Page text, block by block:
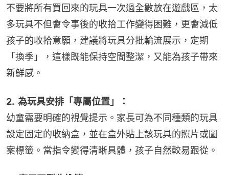
不要將所有買回來的玩具一次過全數放在遊戲區，太
多玩具不但會令事後的收拾工作變得困難，更會減低
孩子的收拾意願，建議將玩具分批輪流展示，定期
「換季」，這樣既能保持空間整潔，又能為孩子帶來
新鮮感。
2.  為玩具安排「專屬位置」：
幼童需要明確的視覺提示。家長可為不同種類的玩具
設定固定的收納盒，並在盒外貼上該玩具的照片或圖
案標籤。當指令變得清晰具體，孩子自然較易跟從。